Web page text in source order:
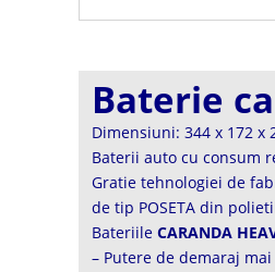
Baterie
Dimensiuni: 344 x 172 x
Baterii auto cu consum
Gratie tehnologiei de
de tip POSETA din
Bateriile CARANDA
– Putere de demaraj